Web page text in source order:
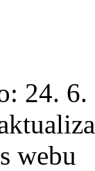
24. 6.
webu